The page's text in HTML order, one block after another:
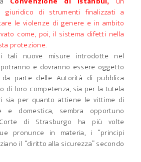
giuridico di strumenti finalizzati a
le violenze di genere e in ambito
come, poi, il sistema difetti nella
protezione.
tali nuove misure introdotte nel
e dovranno essere oggetto
da parte delle Autorità di pubblica
di loro competenza, sia per la tutela
sia per quanto attiene le vittime di
e domestica, sembra opportuno
di Strasburgo ha più volte
pronunce in materia, i “principi
il “diritto alla sicurezza” secondo